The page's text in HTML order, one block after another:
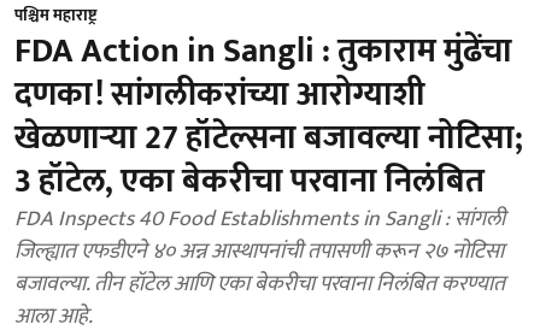
पश्चिम महाराष्ट्र
FDA Action in Sangli : तुकाराम मुंढेंचा
दणका! सांगलीकरांच्या आरोग्याशी
खेळणाऱ्या 27 हॉटेल्सना बजावल्या नोटिसा;
3 हॉटेल, एका बेकरीचा परवाना निलंबित
FDA Inspects 40 Food Establishments in Sangli : सांगली
जिल्ह्यात एफडीएने ४० अन्न आस्थापनांची तपासणी करून २७ नोटिसा
बजावल्या. तीन हॉटेल आणि एका बेकरीचा परवाना निलंबित करण्यात
आला आहे.